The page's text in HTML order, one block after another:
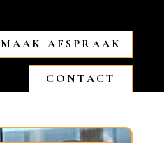
MAAK AFSPRAAK
CONTACT